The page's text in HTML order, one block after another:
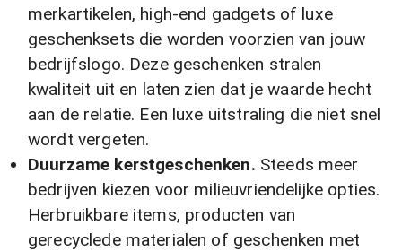
merkartikelen, high-end gadgets of luxe
geschenksets die worden voorzien van jouw
bedrijfslogo. Deze geschenken stralen
kwaliteit uit en laten zien dat je waarde hecht
aan de relatie. Een luxe uitstraling die niet snel
wordt vergeten.
Duurzame kerstgeschenken. Steeds meer
bedrijven kiezen voor milieuvriendelijke opties.
Herbruikbare items, producten van
gerecyclede materialen of geschenken met